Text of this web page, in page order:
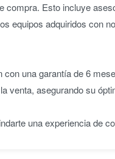
compra. Esto incluye
equipos adquiridos con
una garantía de 6
venta, asegurando su
una experiencia de